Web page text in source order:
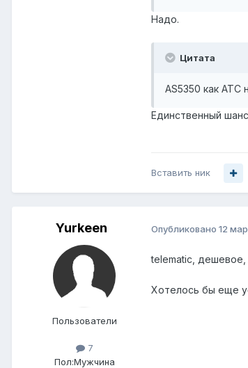
Надо.
Цитата
AS5350 как АТС
Единственный
Вставить ник
Yurkeen
Пользователи
7
Пол:Мужчина
Опубликовано 12
telematic, дешевое,
Хотелось бы еще